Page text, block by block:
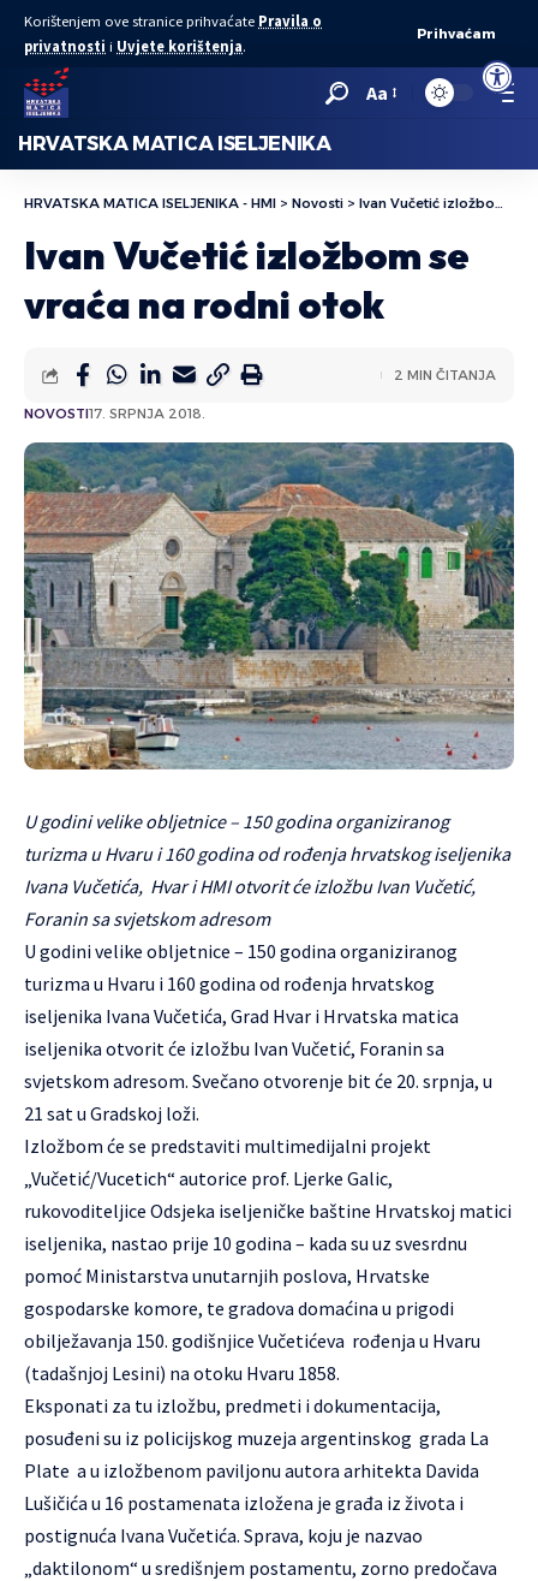
Open
Korištenjem ove stranice prihvaćate Pravila o
privatnosti i Uvjete korištenja.
Prihvaćam
Aa
HRVATSKA MATICA ISELJENIKA
HRVATSKA MATICA ISELJENIKA - HMI > Novosti > Ivan Vučetić izložbom se vraća na rodni otok
Ivan Vučetić izložbom se
vraća na rodni otok
NOVOSTI17. SRPNJA 2018.
2 MIN ČITANJA
U godini velike obljetnice – 150 godina organiziranog
turizma u Hvaru i 160 godina od rođenja hrvatskog iseljenika
Ivana Vučetića, Hvar i HMI otvorit će izložbu Ivan Vučetić,
Foranin sa svjetskom adresom
U godini velike obljetnice – 150 godina organiziranog
turizma u Hvaru i 160 godina od rođenja hrvatskog
iseljenika Ivana Vučetića, Grad Hvar i Hrvatska matica
iseljenika otvorit će izložbu Ivan Vučetić, Foranin sa
svjetskom adresom. Svečano otvorenje bit će 20. srpnja, u
21 sat u Gradskoj loži.
Izložbom će se predstaviti multimedijalni projekt
„Vučetić/Vucetich“ autorice prof. Ljerke Galic,
rukovoditeljice Odsjeka iseljeničke baštine Hrvatskoj matici
iseljenika, nastao prije 10 godina – kada su uz svesrdnu
pomoć Ministarstva unutarnjih poslova, Hrvatske
gospodarske komore, te gradova domaćina u prigodi
obilježavanja 150. godišnjice Vučetićeva rođenja u Hvaru
(tadašnjoj Lesini) na otoku Hvaru 1858.
Eksponati za tu izložbu, predmeti i dokumentacija,
posuđeni su iz policijskog muzeja argentinskog grada La
Plate a u izložbenom paviljonu autora arhitekta Davida
Lušičića u 16 postamenata izložena je građa iz života i
postignuća Ivana Vučetića. Sprava, koju je nazvao
„daktilonom“ u središnjem postamentu, zorno predočava